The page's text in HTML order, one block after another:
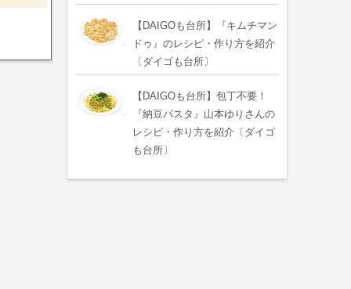
【DAIGOも台所】『キムチマン
ドゥ』のレシピ・作り方を紹介
〔ダイゴも台所〕
【DAIGOも台所】包丁不要！
『納豆パスタ』山本ゆりさんの
レシピ・作り方を紹介〔ダイゴ
も台所〕